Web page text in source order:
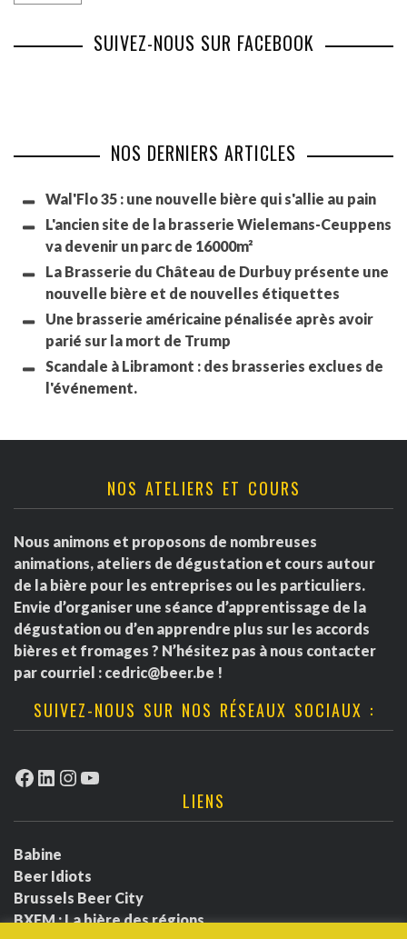
SUIVEZ-NOUS SUR FACEBOOK
NOS DERNIERS ARTICLES
Wal'Flo 35 : une nouvelle bière qui s'allie au pain
L'ancien site de la brasserie Wielemans-Ceuppens
va devenir un parc de 16000m²
La Brasserie du Château de Durbuy présente une
nouvelle bière et de nouvelles étiquettes
Une brasserie américaine pénalisée après avoir
parié sur la mort de Trump
Scandale à Libramont : des brasseries exclues de
l'événement.
NOS ATELIERS ET COURS
Nous animons et proposons de nombreuses
animations, ateliers de dégustation et cours autour
de la bière pour les entreprises ou les particuliers.
Envie d’organiser une séance d’apprentissage de la
dégustation ou d’en apprendre plus sur les accords
bières et fromages ? N’hésitez pas à nous contacter
par courriel : cedric@beer.be !
SUIVEZ-NOUS SUR NOS RÉSEAUX SOCIAUX :
Facebook
LinkedIn
Instagram
YouTube
LIENS
Babine
Beer Idiots
Brussels Beer City
BXFM : La bière des régions